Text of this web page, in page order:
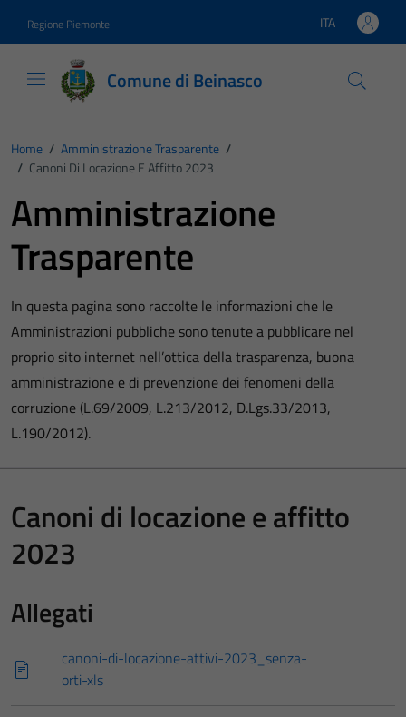
Regione Piemonte Lingua attiva:
ITA
Comune di Beinasco
Home / Amministrazione Trasparente /
/ Canoni Di Locazione E Affitto 2023
Amministrazione
Trasparente
In questa pagina sono raccolte le informazioni che le
Amministrazioni pubbliche sono tenute a pubblicare nel
proprio sito internet nell’ottica della trasparenza, buona
amministrazione e di prevenzione dei fenomeni della
corruzione (L.69/2009, L.213/2012, D.Lgs.33/2013,
L.190/2012).
Canoni di locazione e affitto
2023
Allegati
canoni-di-locazione-attivi-2023_senza-
orti-xls